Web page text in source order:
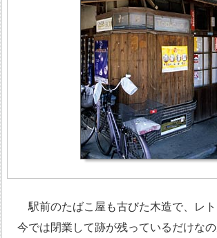
駅前のたばこ屋も古びた木造で、レト
今では閉業して跡が残っているだけな